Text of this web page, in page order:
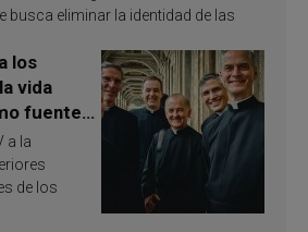
busca eliminar la identidad de las
los
vida
fuente
a la
de los